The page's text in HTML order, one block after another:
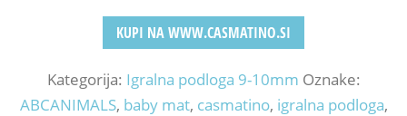
KUPI NA WWW.CASMATINO.SI
Kategorija: Igralna podloga 9-10mm Oznake:
ABCANIMALS, baby mat, casmatino, igralna podloga,